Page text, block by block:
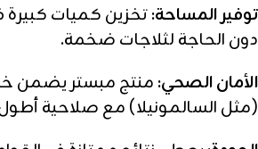
توفير المساحة:تخزين كميات
دون الحاجة لثلاجات ضخمة.
الأمان الصحي: منتج مبستر يضمن
(مثل السالمونيلا) مع صلاحية